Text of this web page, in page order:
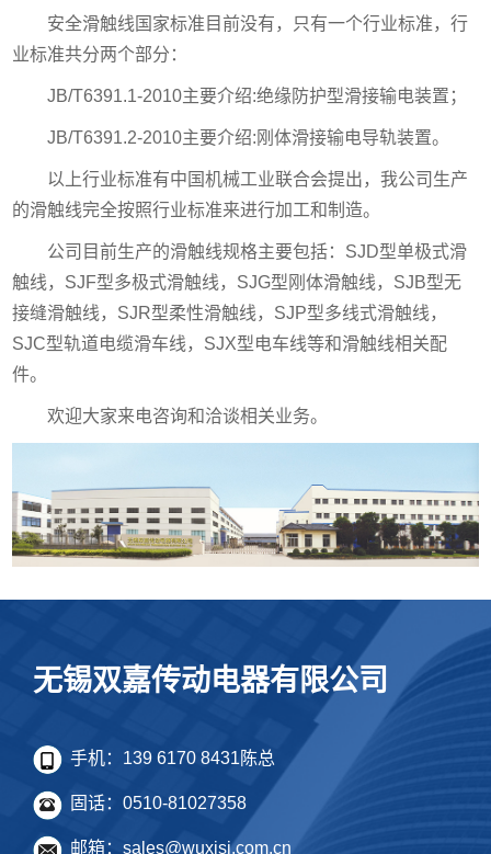
安全滑触线国家标准目前没有，只有一个行业标准，行
业标准共分两个部分：
JB/T6391.1-2010主要介绍:绝缘防护型滑接输电装置；
JB/T6391.2-2010主要介绍:刚体滑接输电导轨装置。
以上行业标准有中国机械工业联合会提出，我公司生产
的滑触线完全按照行业标准来进行加工和制造。
公司目前生产的滑触线规格主要包括：SJD型单极式滑
触线，SJF型多极式滑触线，SJG型刚体滑触线，SJB型无
接缝滑触线，SJR型柔性滑触线，SJP型多线式滑触线，
SJC型轨道电缆滑车线，SJX型电车线等和滑触线相关配
件。
欢迎大家来电咨询和洽谈相关业务。
无锡双嘉传动电器有限公司
手机：139 6170 8431陈总
固话：0510-81027358
邮箱：sales@wuxisj.com.cn